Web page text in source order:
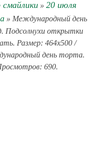
» 20 июля
» Международный день
открытки
Размер: 464x500 /
день торта.
690.